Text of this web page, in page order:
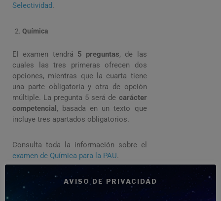
Selectividad.
Química
El examen tendrá 5 preguntas, de las
cuales las tres primeras ofrecen dos
opciones, mientras que la cuarta tiene
una parte obligatoria y otra de opción
múltiple. La pregunta 5 será de carácter
competencial , basada en un texto que
incluye tres apartados obligatorios.
Consulta toda la información sobre el
examen de Química para la PAU.
AVISO DE PRIVACIDAD